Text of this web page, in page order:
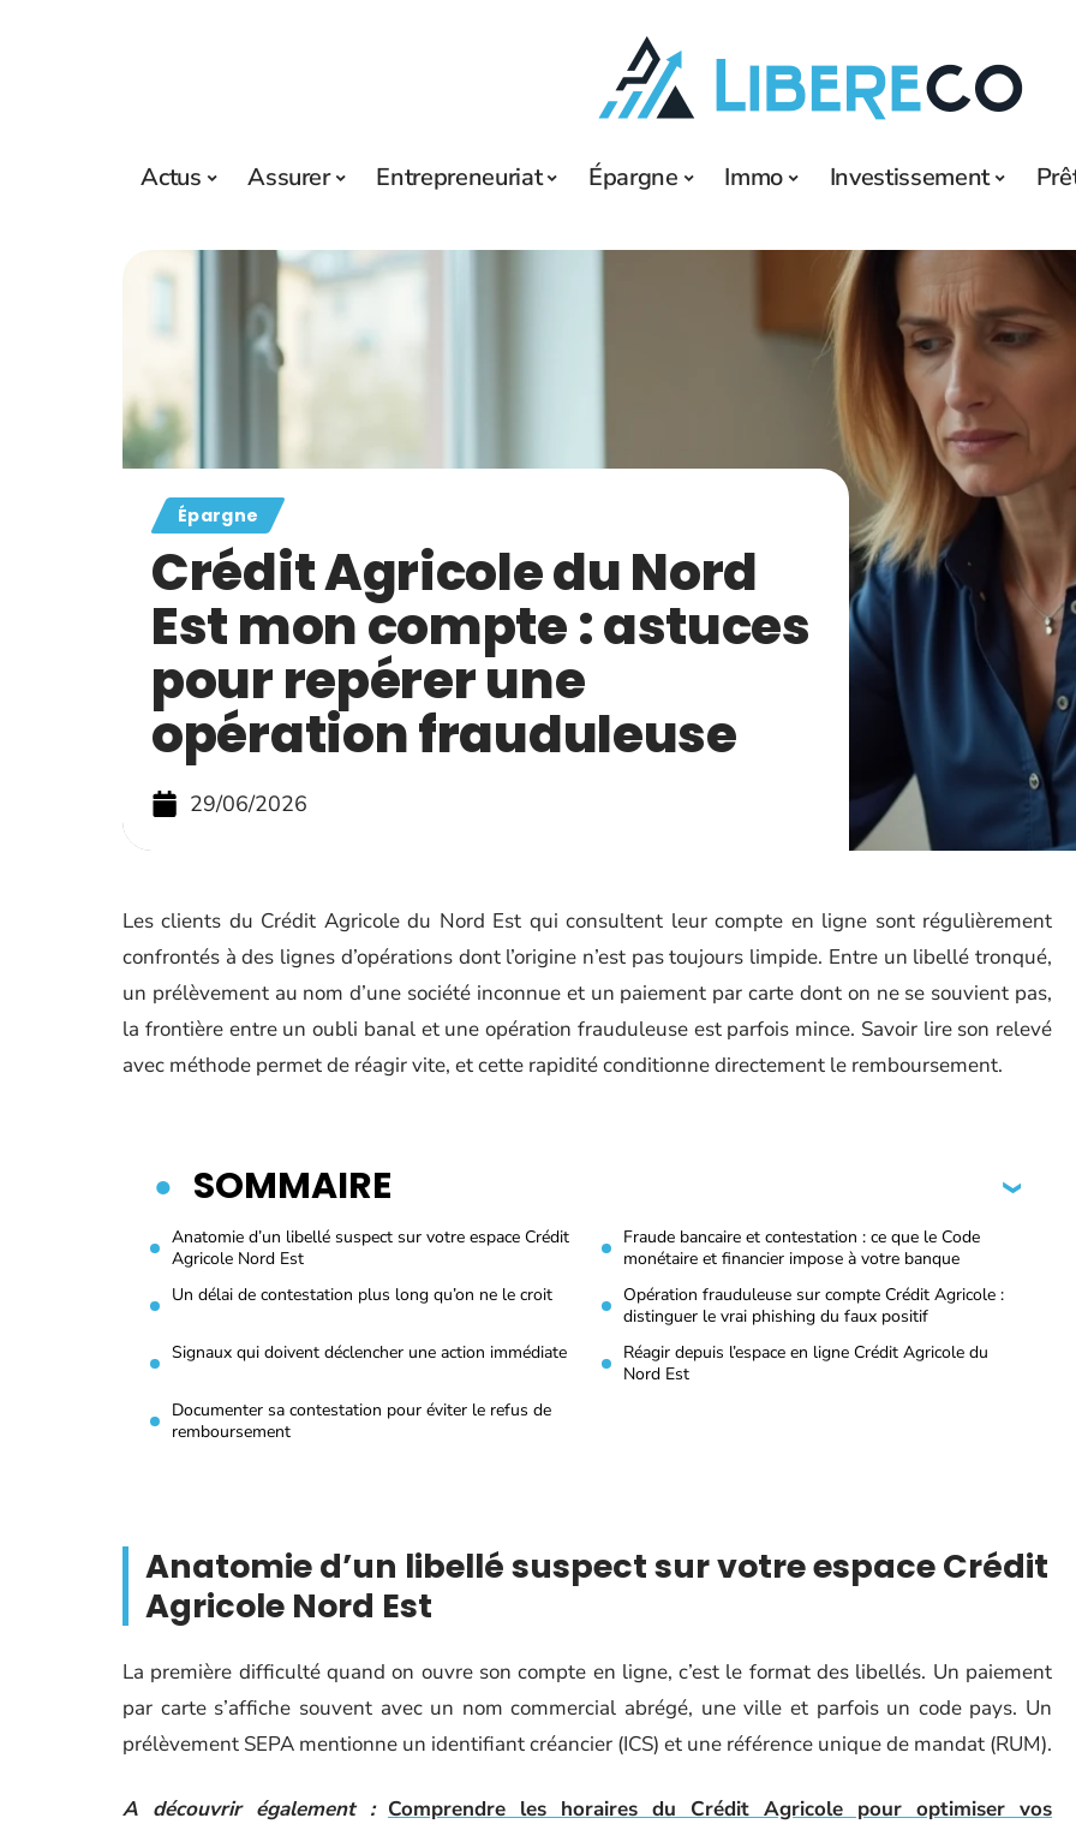
Actus Assurer Entrepreneuriat Épargne Immo Investissement
Épargne
Crédit Agricole du Nord
Est mon compte : astuces
pour repérer une
opération frauduleuse
29/06/2026
Les clients du Crédit Agricole du Nord Est qui consultent leur compte en ligne sont régulièrement
confrontés à des lignes d’opérations dont l’origine n’est pas toujours limpide. Entre un libellé tronqué,
un prélèvement au nom d’une société inconnue et un paiement par carte dont on ne se souvient pas,
la frontière entre un oubli banal et une opération frauduleuse est parfois mince. Savoir lire son relevé
avec méthode permet de réagir vite, et cette rapidité conditionne directement le remboursement.
SOMMAIRE
Anatomie d’un libellé suspect sur votre espace Crédit
Agricole Nord Est
Fraude bancaire et contestation : ce que le Code
monétaire et financier impose à votre banque
Un délai de contestation plus long qu’on ne le croit
Opération frauduleuse sur compte Crédit Agricole :
distinguer le vrai phishing du faux positif
Signaux qui doivent déclencher une action immédiate
Réagir depuis l’espace en ligne Crédit Agricole du
Nord Est
Documenter sa contestation pour éviter le refus de
remboursement
Anatomie d’un libellé suspect sur votre espace Crédit
Agricole Nord Est
La première difficulté quand on ouvre son compte en ligne, c’est le format des libellés. Un paiement
par carte s’affiche souvent avec un nom commercial abrégé, une ville et parfois un code pays. Un
prélèvement SEPA mentionne un identifiant créancier (ICS) et une référence unique de mandat (RUM).
A découvrir également : Comprendre les horaires du Crédit Agricole pour optimiser vos